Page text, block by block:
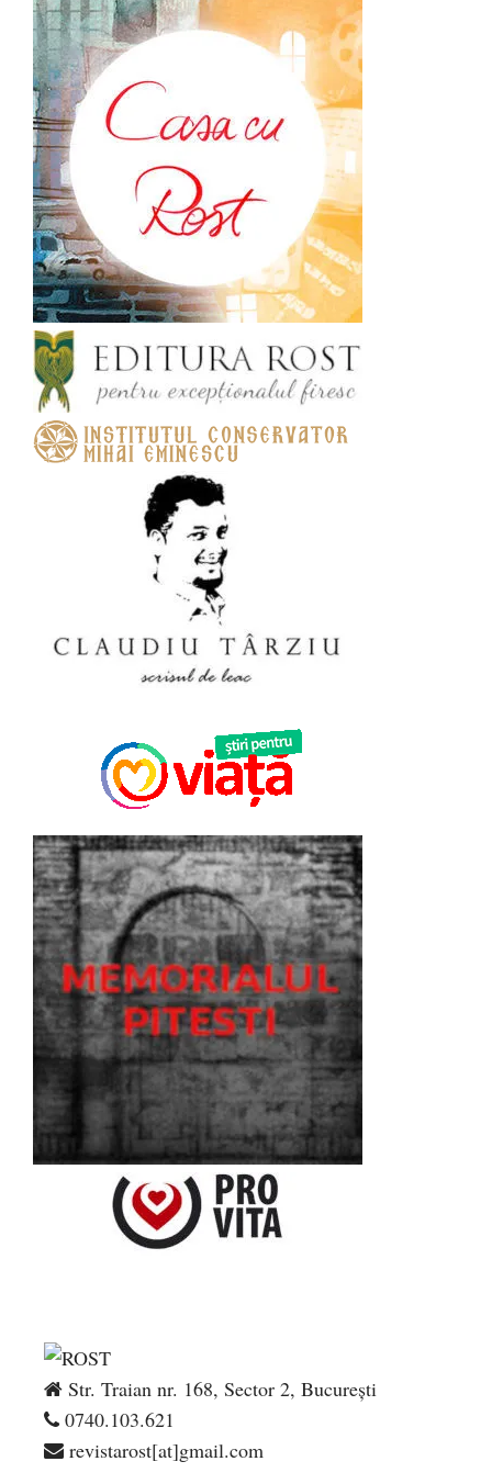
Str. Traian nr. 168, Sector 2, București
0740.103.621
revistarost[at]gmail.com